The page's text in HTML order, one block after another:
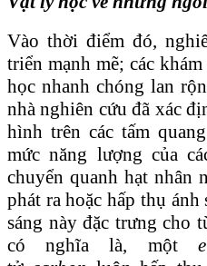
Vào thời điểm đó,
triển mạnh mẽ; các
học nhanh chóng lan
nhà nghiên cứu đã xác
hình trên các tấm
mức năng lượng của
chuyển quanh hạt nhân
phát ra hoặc hấp thụ ánh
sáng này đặc trưng cho
có nghĩa là, một